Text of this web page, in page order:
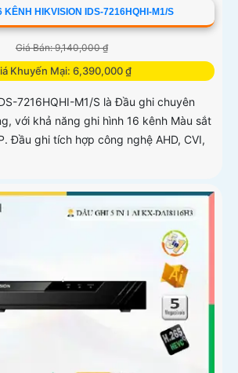
KÊNH HIKVISION IDS-7216HQHI-M1/S
Giá Bán: 9,140,000 ₫
Khuyến Mại: 6,390,000 ₫
7216HQHI-M1/S là Đầu ghi chuyên
với khả năng ghi hình 16 kênh Màu sắt
Đầu ghi tích hợp công nghệ AHD, CVI,